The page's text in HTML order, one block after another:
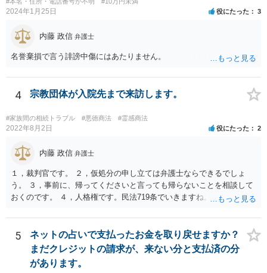
2024年1月25日 役にたった 3
内藤 政信 弁護士
名誉棄損で言う誹謗中傷にはあたりません。
4 宗教団体が入院先まで来訪します。
#家族間の相続トラブル #悪徳商法 #霊感商法
2022年8月2日 役にたった 2
内藤 政信 弁護士
１，裁判官です。 ２，仮処分の申し立ては弁護士ならできるでしょ
う。 ３，事前に、帰ってくださいと言っても帰らないことを相談して
おくのです。 ４，人格権です。民法719条でいきますね。 これでおわ
5
ネットの占いで支払ったお金を取り戻せますか？
まだクレジットの請求が、来ない分と支払済の分
があります。